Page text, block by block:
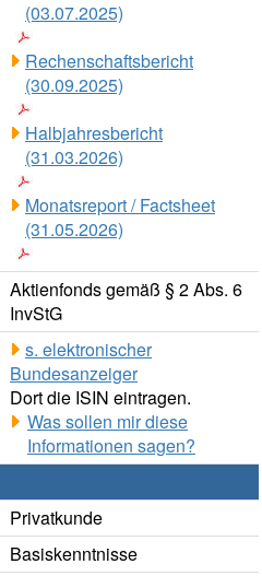
(03.07.2025)
Rechenschaftsbericht
(30.09.2025)
Halbjahresbericht
(31.03.2026)
Monatsreport / Factsheet
(31.05.2026)
Aktienfonds gemäß § 2 Abs. 6
InvStG
s. elektronischer
Bundesanzeiger
Dort die ISIN eintragen.
Was sollen mir diese
Informationen sagen?
Privatkunde
Basiskenntnisse